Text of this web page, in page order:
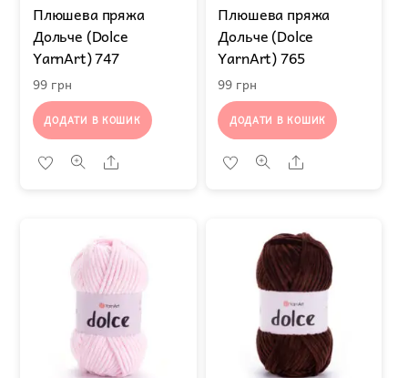
Плюшева пряжа
Дольче (Dolce
YarnArt) 747
99 грн
ДОДАТИ В КОШИК
Share
Плюшева пряжа
Дольче (Dolce
YarnArt) 765
99 грн
ДОДАТИ В КОШИК
Share